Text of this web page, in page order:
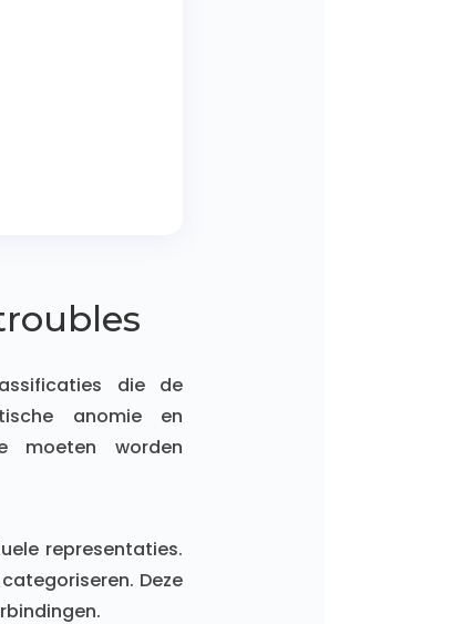
die de
anomie en
moeten worden
representaties.
Deze